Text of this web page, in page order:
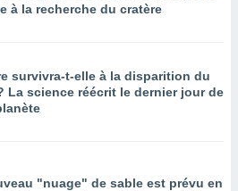
à la recherche du cratère
survivra-t-elle à la disparition du
La science réécrit le dernier jour de
"nuage" de sable est prévu en